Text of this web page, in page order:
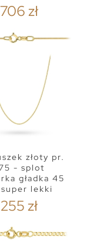
706 zł
złoty pr.
- splot
gładka 45
lekki
255 zł